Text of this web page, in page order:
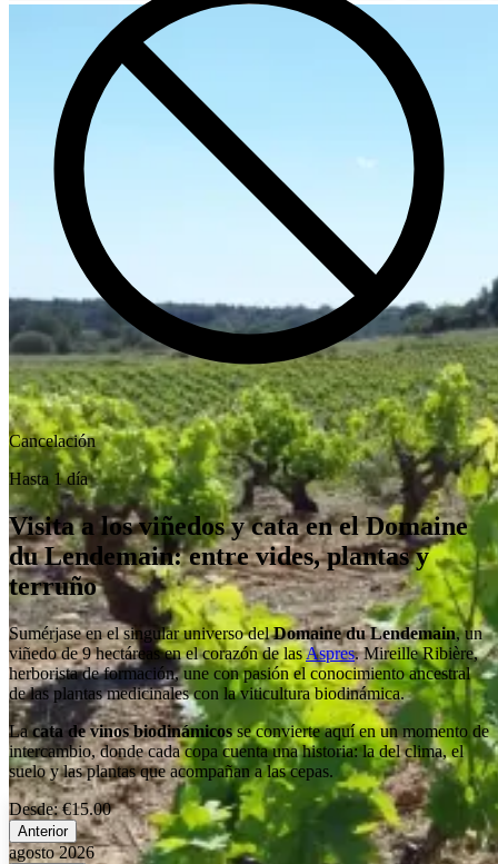
Cancelación
Hasta 1 día
Visita a los viñedos y cata en el Domaine
du Lendemain: entre vides, plantas y
terruño
Sumérjase en el singular universo delDomaine du Lendemain, un
viñedo de 9 hectáreas en el corazón de lasAspres. Mireille Ribière,
herborista de formación, une con pasión el conocimiento ancestral
de las plantas medicinales con la viticultura biodinámica.
Lacata de vinos biodinámicosse convierte aquí en un momento de
intercambio, donde cada copa cuenta una historia: la del clima, el
suelo y las plantas que acompañan a las cepas.
Desde: €15.00
Anterior
agosto 2026